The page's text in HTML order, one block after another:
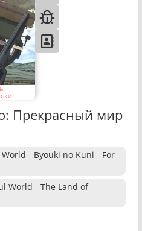
Прекрасный мир
- Byouki no Kuni - For
World - The Land of